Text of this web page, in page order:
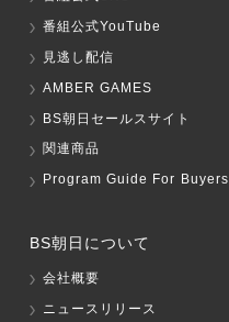
番組公式YouTube
見逃し配信
AMBER GAMES
BS朝日セールスサイト
関連商品
Program Guide For Buyers
BS朝日について
会社概要
ニュースリリース